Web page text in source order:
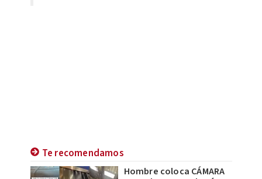
Te recomendamos
Hombre coloca CÁMARA